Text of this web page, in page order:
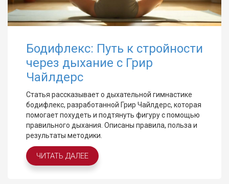
Бодифлекс: Путь к стройности
через дыхание с Грир
Чайлдерс
Статья рассказывает о дыхательной гимнастике
бодифлекс, разработанной Грир Чайлдерс, которая
помогает похудеть и подтянуть фигуру с помощью
правильного дыхания. Описаны правила, польза и
результаты методики.
ЧИТАТЬ ДАЛЕЕ